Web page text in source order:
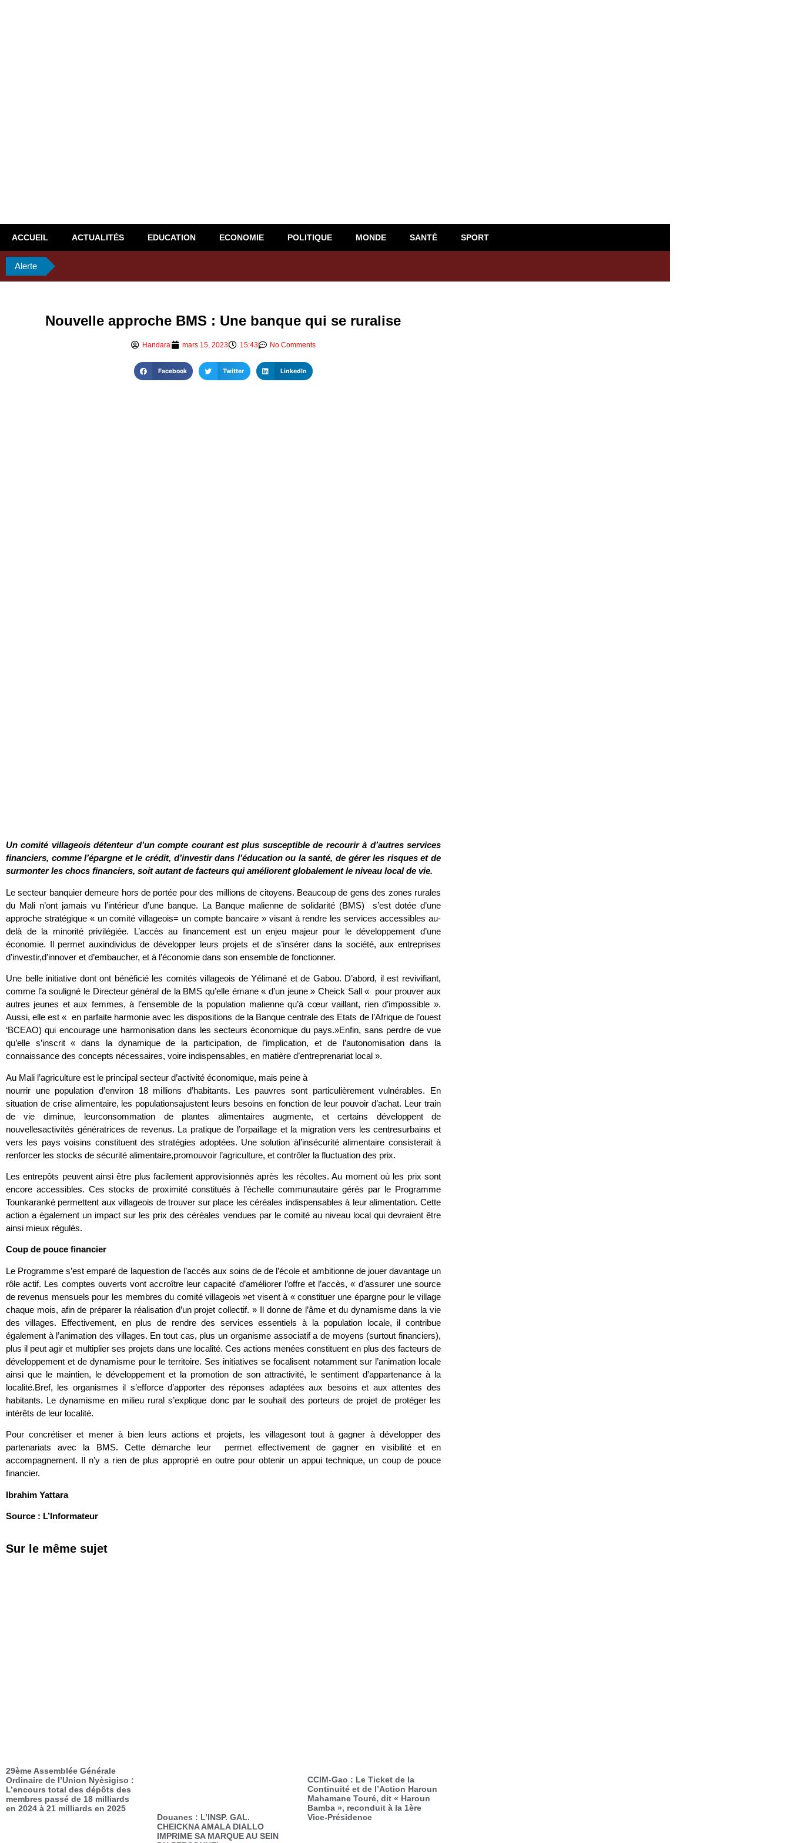
ACCUEIL ACTUALITÉS EDUCATION ECONOMIE POLITIQUE MONDE SANTÉ SPORT
Alerte
Nouvelle approche BMS : Une banque qui se ruralise
Handara mars 15, 2023 15:43 No Comments
Facebook Twitter LinkedIn
Un comité villageois détenteur d’un compte courant est plus susceptible de recourir à d’autres services
financiers, comme l’épargne et le crédit, d’investir dans l’éducation ou la santé, de gérer les risques et de
surmonter les chocs financiers, soit autant de facteurs qui améliorent globalement le niveau local de vie.
Le secteur banquier demeure hors de portée pour des millions de citoyens. Beaucoup de gens des zones rurales
du Mali n’ont jamais vu l’intérieur d’une banque. La Banque malienne de solidarité (BMS) s’est dotée d’une
approche stratégique « un comité villageois= un compte bancaire » visant à rendre les services accessibles au-
delà de la minorité privilégiée. L’accès au financement est un enjeu majeur pour le développement d’une
économie. Il permet auxindividus de développer leurs projets et de s’insérer dans la société, aux entreprises
d’investir,d’innover et d’embaucher, et à l’économie dans son ensemble de fonctionner.
Une belle initiative dont ont bénéficié les comités villageois de Yélimané et de Gabou. D’abord, il est revivifiant,
comme l’a souligné le Directeur général de la BMS qu’elle émane « d’un jeune » Cheick Sall « pour prouver aux
autres jeunes et aux femmes, à l’ensemble de la population malienne qu’à cœur vaillant, rien d’impossible ».
Aussi, elle est « en parfaite harmonie avec les dispositions de la Banque centrale des Etats de l’Afrique de l’ouest
‘BCEAO) qui encourage une harmonisation dans les secteurs économique du pays.»Enfin, sans perdre de vue
qu’elle s’inscrit « dans la dynamique de la participation, de l’implication, et de l’autonomisation dans la
connaissance des concepts nécessaires, voire indispensables, en matière d’entreprenariat local ».
Au Mali l’agriculture est le principal secteur d’activité économique, mais peine à
nourrir une population d’environ 18 millions d’habitants. Les pauvres sont particulièrement vulnérables. En
situation de crise alimentaire, les populationsajustent leurs besoins en fonction de leur pouvoir d’achat. Leur train
de vie diminue, leurconsommation de plantes alimentaires augmente, et certains développent de
nouvellesactivités génératrices de revenus. La pratique de l’orpaillage et la migration vers les centresurbains et
vers les pays voisins constituent des stratégies adoptées. Une solution àl’insécurité alimentaire consisterait à
renforcer les stocks de sécurité alimentaire,promouvoir l’agriculture, et contrôler la fluctuation des prix.
Les entrepôts peuvent ainsi être plus facilement approvisionnés après les récoltes. Au moment où les prix sont
encore accessibles. Ces stocks de proximité constitués à l’échelle communautaire gérés par le Programme
Tounkaranké permettent aux villageois de trouver sur place les céréales indispensables à leur alimentation. Cette
action a également un impact sur les prix des céréales vendues par le comité au niveau local qui devraient être
ainsi mieux régulés.
Coup de pouce financier
Le Programme s’est emparé de laquestion de l’accès aux soins de de l’école et ambitionne de jouer davantage un
rôle actif. Les comptes ouverts vont accroître leur capacité d’améliorer l’offre et l’accès, « d’assurer une source
de revenus mensuels pour les membres du comité villageois »et visent à « constituer une épargne pour le village
chaque mois, afin de préparer la réalisation d’un projet collectif. » Il donne de l’âme et du dynamisme dans la vie
des villages. Effectivement, en plus de rendre des services essentiels à la population locale, il contribue
également à l’animation des villages. En tout cas, plus un organisme associatif a de moyens (surtout financiers),
plus il peut agir et multiplier ses projets dans une localité. Ces actions menées constituent en plus des facteurs de
développement et de dynamisme pour le territoire. Ses initiatives se focalisent notamment sur l’animation locale
ainsi que le maintien, le développement et la promotion de son attractivité, le sentiment d’appartenance à la
localité.Bref, les organismes il s’efforce d’apporter des réponses adaptées aux besoins et aux attentes des
habitants. Le dynamisme en milieu rural s’explique donc par le souhait des porteurs de projet de protéger les
intérêts de leur localité.
Pour concrétiser et mener à bien leurs actions et projets, les villagesont tout à gagner à développer des
partenariats avec la BMS. Cette démarche leur permet effectivement de gagner en visibilité et en
accompagnement. Il n’y a rien de plus approprié en outre pour obtenir un appui technique, un coup de pouce
financier.
Ibrahim Yattara
Source : L’Informateur
Sur le même sujet
29ème Assemblée Générale
Ordinaire de l’Union Nyèsigiso :
L’encours total des dépôts des
membres passé de 18 milliards
en 2024 à 21 milliards en 2025
Douanes : L’INSP. GAL.
CHEICKNA AMALA DIALLO
IMPRIME SA MARQUE AU SEIN
CCIM-Gao : Le Ticket de la
Continuité et de l’Action Haroun
Mahamane Touré, dit « Haroun
Bamba », reconduit à la 1ère
Vice-Présidence